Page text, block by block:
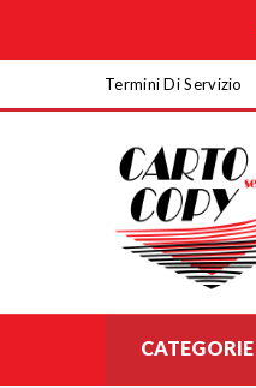
Termini Di Servizio
CATEGORIE